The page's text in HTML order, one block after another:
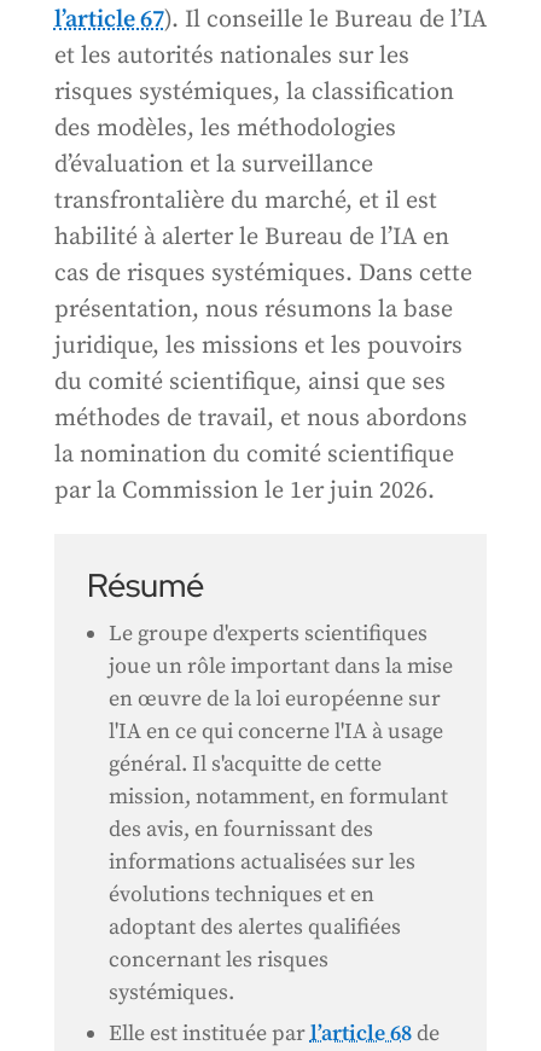
l’article 67). Il conseille le Bureau de l’IA
et les autorités nationales sur les
risques systémiques, la classification
des modèles, les méthodologies
d’évaluation et la surveillance
transfrontalière du marché, et il est
habilité à alerter le Bureau de l’IA en
cas de risques systémiques. Dans cette
présentation, nous résumons la base
juridique, les missions et les pouvoirs
du comité scientifique, ainsi que ses
méthodes de travail, et nous abordons
la nomination du comité scientifique
par la Commission le 1er juin 2026.
Résumé
Le groupe d'experts scientifiques
joue un rôle important dans la mise
en œuvre de la loi européenne sur
l'IA en ce qui concerne l'IA à usage
général. Il s'acquitte de cette
mission, notamment, en formulant
des avis, en fournissant des
informations actualisées sur les
évolutions techniques et en
adoptant des alertes qualifiées
concernant les risques
systémiques.
Elle est instituée parl’article 68de